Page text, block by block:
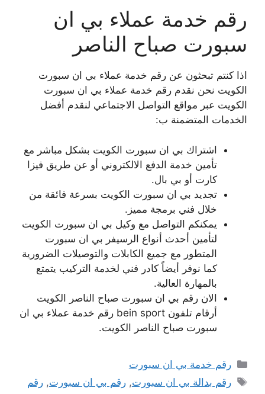
رقم خدمة عملاء بي ان
سبورت صباح الناصر
اذا كنتم تبحثون عن رقم خدمة عملاء بي ان سبورت
الكويت نحن نقدم رقم خدمة عملاء بي ان سبورت
الكويت عبر مواقع التواصل الاجتماعي لنقدم أفضل
الخدمات المتضمنة ب:
اشتراك بي ان سبورت الكويت بشكل مباشر مع
تأمين خدمة الدفع الالكتروني أو عن طريق فيزا
كارت أو بي بال.
تجديد بي ان سبورت الكويت بسرعة فائقة من
خلال فني برمجة مميز.
يمكنكم التواصل مع وكيل بي ان سبورت الكويت
لتأمين أحدث أنواع الرسيفر بي ان سبورت
المتطور مع جميع الكابلات والتوصيلات الضرورية
كما نوفر أيضاً كادر فني لخدمة التركيب يتمتع
بالمهارة العالية.
الان رقم بي ان سبورت صباح الناصر الكويت
أرقام تلفون bein sport رقم خدمة عملاء بي ان
سبورت صباح الناصر الكويت.
التصنيفات
رقم خدمة بي ان سبورت
الوسوم
رقم بدالة بي ان سبورت,رقم بي ان سبورت,رقم